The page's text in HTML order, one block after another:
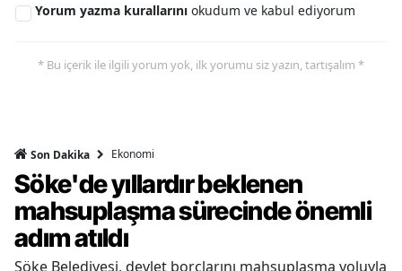
Yorum yazma kurallarını okudum ve kabul ediyorum
* Bu içerik ile ilgili yorum yok, ilk yorumu siz yazın, tartışalım *
Son Dakika Ekonomi
Söke'de yıllardır beklenen
mahsuplaşma sürecinde önemli
adım atıldı
Söke Belediyesi, devlet borçlarını mahsuplaşma yoluyla